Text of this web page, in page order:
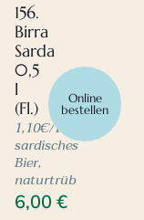
156.
Birra
Sarda
0,5
l
(Fl.)
6,00 €
1,10€/100ml,
sardisches
Bier,
naturtrüb
Online
bestellen